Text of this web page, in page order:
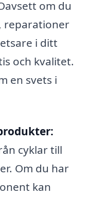
om du
reparationer
i ditt
och kvalitet.
en svets i
cyklar till
Om du har
kan